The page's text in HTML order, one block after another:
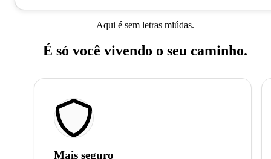
Aqui é sem letras miúdas.
É só você vivendo o seu caminho.
Mais seguro